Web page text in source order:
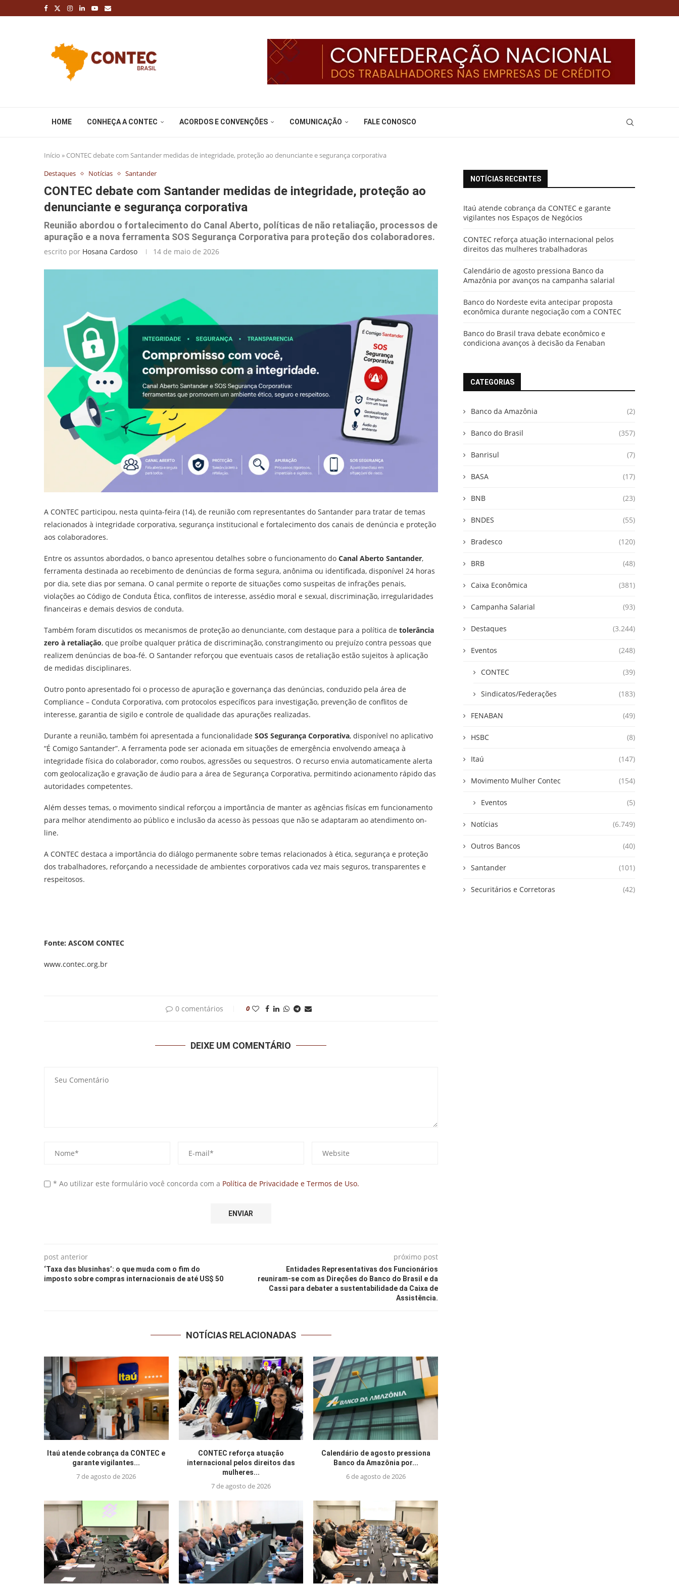
HOME CONHEÇA A CONTEC ACORDOS E CONVENÇÕES COMUNICAÇÃO FALE CONOSCO
Início » CONTEC debate com Santander medidas de integridade, proteção ao denunciante e segurança corporativa
Destaques
Notícias Santander
CONTEC debate com Santander medidas de integridade, proteção ao
denunciante e segurança corporativa
Reunião abordou o fortalecimento do Canal Aberto, políticas de não retaliação, processos de
apuração e a nova ferramenta SOS Segurança Corporativa para proteção dos colaboradores.
escrito por Hosana Cardoso 14 de maio de 2026
A CONTEC participou, nesta quinta-feira (14), de reunião com representantes do Santander para tratar de temas
relacionados à integridade corporativa, segurança institucional e fortalecimento dos canais de denúncia e proteção
aos colaboradores.
Entre os assuntos abordados, o banco apresentou detalhes sobre o funcionamento do Canal Aberto Santander,
ferramenta destinada ao recebimento de denúncias de forma segura, anônima ou identificada, disponível 24 horas
por dia, sete dias por semana. O canal permite o reporte de situações como suspeitas de infrações penais,
violações ao Código de Conduta Ética, conflitos de interesse, assédio moral e sexual, discriminação, irregularidades
financeiras e demais desvios de conduta.
Também foram discutidos os mecanismos de proteção ao denunciante, com destaque para a política de tolerância
zero à retaliação, que proíbe qualquer prática de discriminação, constrangimento ou prejuízo contra pessoas que
realizem denúncias de boa-fé. O Santander reforçou que eventuais casos de retaliação estão sujeitos à aplicação
de medidas disciplinares.
Outro ponto apresentado foi o processo de apuração e governança das denúncias, conduzido pela área de
Compliance – Conduta Corporativa, com protocolos específicos para investigação, prevenção de conflitos de
interesse, garantia de sigilo e controle de qualidade das apurações realizadas.
Durante a reunião, também foi apresentada a funcionalidade SOS Segurança Corporativa, disponível no aplicativo
“É Comigo Santander”. A ferramenta pode ser acionada em situações de emergência envolvendo ameaça à
integridade física do colaborador, como roubos, agressões ou sequestros. O recurso envia automaticamente alerta
com geolocalização e gravação de áudio para a área de Segurança Corporativa, permitindo acionamento rápido das
autoridades competentes.
Além desses temas, o movimento sindical reforçou a importância de manter as agências fisícas em funcionamento
para melhor atendimento ao público e inclusão da acesso às pessoas que não se adaptaram ao atendimento on-
line.
A CONTEC destaca a importância do diálogo permanente sobre temas relacionados à ética, segurança e proteção
dos trabalhadores, reforçando a necessidade de ambientes corporativos cada vez mais seguros, transparentes e
respeitosos.
Fonte: ASCOM CONTEC
www.contec.org.br
0 comentários 0
DEIXE UM COMENTÁRIO
* Ao utilizar este formulário você concorda com a Política de Privacidade e Termos de Uso.
post anterior
‘Taxa das blusinhas’: o que muda com o fim do
imposto sobre compras internacionais de até US$ 50
próximo post
Entidades Representativas dos Funcionários
reuniram-se com as Direções do Banco do Brasil e da
Cassi para debater a sustentabilidade da Caixa de
Assistência.
NOTÍCIAS RELACIONADAS
Itaú atende cobrança da CONTEC e
garante vigilantes...
7 de agosto de 2026
CONTEC reforça atuação
internacional pelos direitos das
mulheres...
7 de agosto de 2026
Calendário de agosto pressiona
Banco da Amazônia por...
6 de agosto de 2026
NOTÍCIAS RECENTES
Itaú atende cobrança da CONTEC e garante
vigilantes nos Espaços de Negócios
CONTEC reforça atuação internacional pelos
direitos das mulheres trabalhadoras
Calendário de agosto pressiona Banco da
Amazônia por avanços na campanha salarial
Banco do Nordeste evita antecipar proposta
econômica durante negociação com a CONTEC
Banco do Brasil trava debate econômico e
condiciona avanços à decisão da Fenaban
CATEGORIAS
Banco da Amazônia (2)
Banco do Brasil (357)
Banrisul (7)
BASA (17)
BNB (23)
BNDES (55)
Bradesco (120)
BRB (48)
Caixa Econômica (381)
Campanha Salarial (93)
Destaques (3.244)
Eventos (248)
CONTEC (39)
Sindicatos/Federações (183)
FENABAN (49)
HSBC (8)
Itaú (147)
Movimento Mulher Contec (154)
Eventos (5)
Notícias (6.749)
Outros Bancos (40)
Santander (101)
Securitários e Corretoras (42)